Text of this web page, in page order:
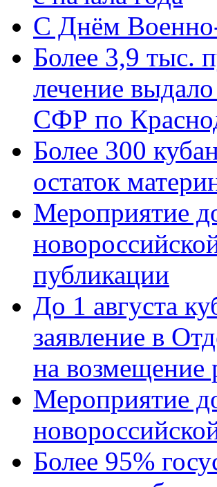
C Днём
Более 3,9 тыс.
лечение
СФР по
Более 300
остаток
Мероприятие
публикации
До 1 августа
заявление в
на возмещение
Мероприятие
Более 95%